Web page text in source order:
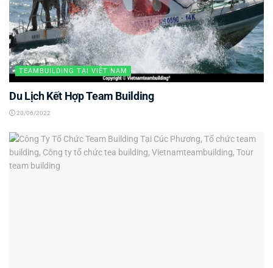
TEAMBUILDING TẠI VIỆT NAM
Du Lịch Kết Hợp Team Building
20/06/2022